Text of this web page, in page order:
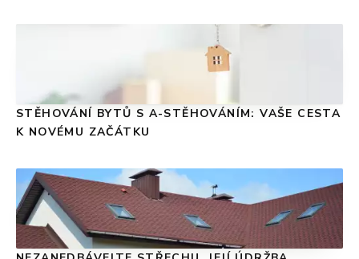
STĚHOVÁNÍ BYTŮ S A-STĚHOVÁNÍM: VAŠE CESTA
K NOVÉMU ZAČÁTKU